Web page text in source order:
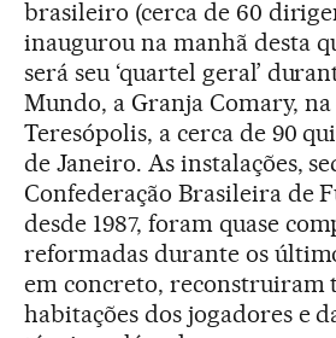
brasileiro (cerca de 60
inaugurou na manhã desta
será seu ‘quartel geral’
Mundo, a Granja Comary,
Teresópolis, a cerca de 90
de Janeiro. As instalações,
Confederação Brasileira de
desde 1987, foram quase
reformadas durante os
em concreto, reconstruiram
habitações dos jogadores e